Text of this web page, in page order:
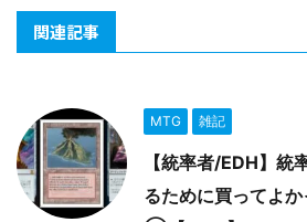
関連記事
MTG 雑記
【統率者/EDH】統
るために買ってよ